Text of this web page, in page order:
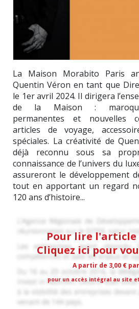
La Maison Morabito Paris
Quentin Véron en tant que
le 1er avril 2024. Il dirigera
de la Maison :
permanentes et nouvelles
articles de voyage,
spéciales. La créativité de
déjà reconnu sous sa
connaissance de l’univers du
assureront le développement
tout en apportant un regard
120 ans d’histoire...
Pour lire l'article
Cliquez ici pour
A partir de 3,00 €
pour un accès intégral au site